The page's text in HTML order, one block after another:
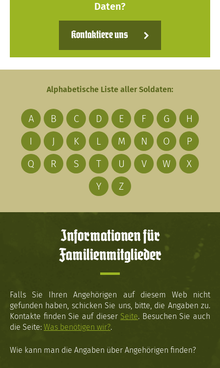
Daten?
Kontaktiere uns
Alphabetische Liste aller Soldaten:
A B C D E F G
H
I
J K L M N O
P
Q
R S T U V W
X
Y
Z
Informationen für
Familienmitglieder
Falls Sie Ihren Angehörigen auf diesem Web nicht
gefunden haben, schicken Sie uns, bitte, die Angaben zu.
Kontakte finden Sie auf dieser Seite. Besuchen Sie auch
die Seite: Was benötigen wir?.
Wie kann man die Angaben über Angehörigen finden?